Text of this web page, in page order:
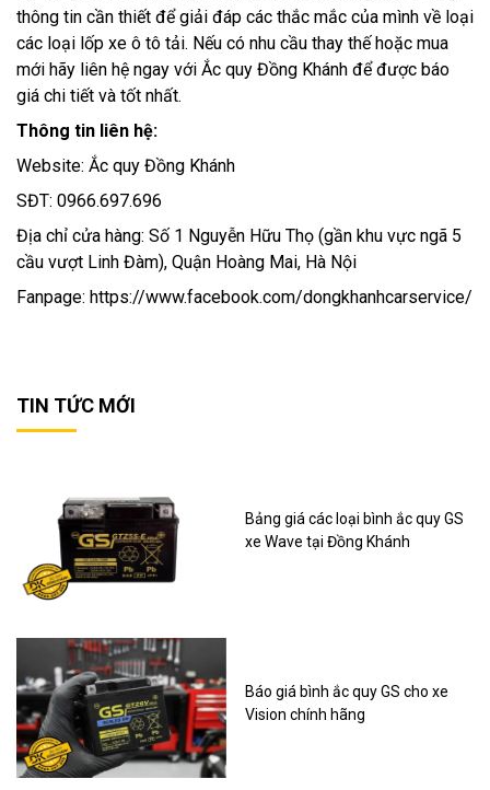
thông tin cần thiết để giải đáp các thắc mắc của mình về loại
các loại lốp xe ô tô tải. Nếu có nhu cầu thay thế hoặc mua
mới hãy liên hệ ngay với Ắc quy Đồng Khánh để được báo
giá chi tiết và tốt nhất.
Thông tin liên hệ:
Website: Ắc quy Đồng Khánh
SĐT: 0966.697.696
Địa chỉ cửa hàng: Số 1 Nguyễn Hữu Thọ (gần khu vực ngã 5
cầu vượt Linh Đàm), Quận Hoàng Mai, Hà Nội
Fanpage: https://www.facebook.com/dongkhanhcarservice/
TIN TỨC MỚI
Bảng giá các loại bình ắc quy GS
xe Wave tại Đồng Khánh
Báo giá bình ắc quy GS cho xe
Vision chính hãng